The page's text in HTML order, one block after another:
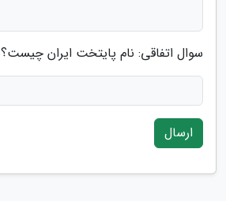
سوال اتفاقی: نام پایتخت ایران چیست؟
ارسال